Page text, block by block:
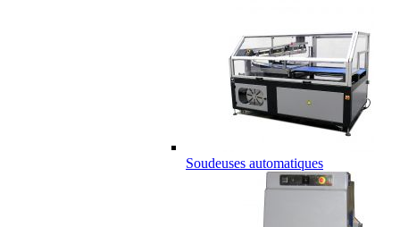
Soudeuses automatiques